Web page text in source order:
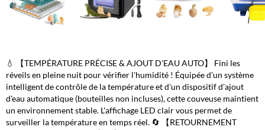
💧 【TEMPÉRATURE PRÉCISE & AJOUT D'EAU AUTO】 Fini les
réveils en pleine nuit pour vérifier l'humidité ! Équipée d'un système
intelligent de contrôle de la température et d'un dispositif d'ajout
d'eau automatique (bouteilles non incluses), cette couveuse maintient
un environnement stable. L'affichage LED clair vous permet de
surveiller la température en temps réel. 🔄 【RETOURNEMENT